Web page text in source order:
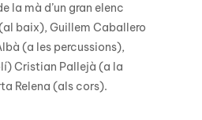
la mà d’un gran elenc
baix), Guillem Caballero
(a les percussions),
Cristian Pallejà (a la
Relena (als cors).